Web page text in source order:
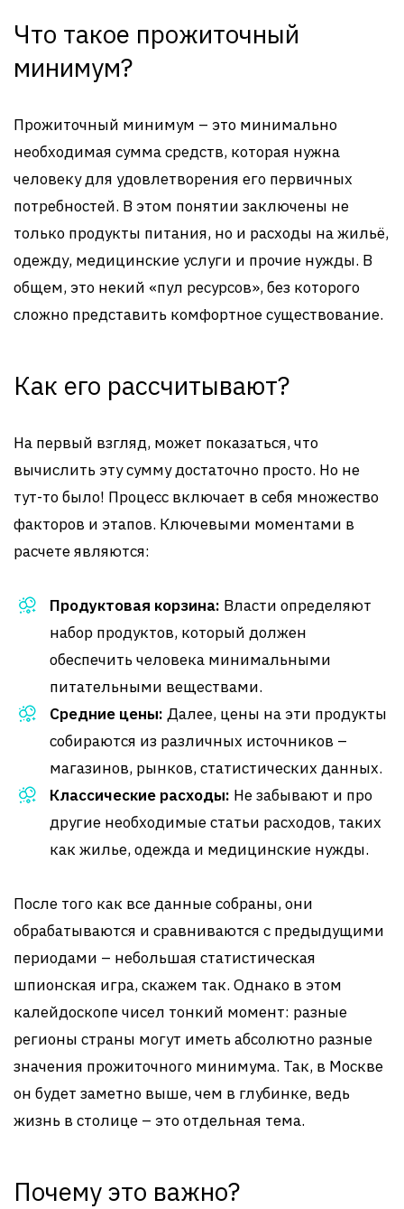
Что такое прожиточный
минимум?
Прожиточный минимум – это минимально
необходимая сумма средств, которая нужна
человеку для удовлетворения его первичных
потребностей. В этом понятии заключены не
только продукты питания, но и расходы на жильё,
одежду, медицинские услуги и прочие нужды. В
общем, это некий «пул ресурсов», без которого
сложно представить комфортное существование.
Как его рассчитывают?
На первый взгляд, может показаться, что
вычислить эту сумму достаточно просто. Но не
тут-то было! Процесс включает в себя множество
факторов и этапов. Ключевыми моментами в
расчете являются:
Продуктовая корзина: Власти определяют
набор продуктов, который должен
обеспечить человека минимальными
питательными веществами.
Средние цены: Далее, цены на эти продукты
собираются из различных источников –
магазинов, рынков, статистических данных.
Классические расходы: Не забывают и про
другие необходимые статьи расходов, таких
как жилье, одежда и медицинские нужды.
После того как все данные собраны, они
обрабатываются и сравниваются с предыдущими
периодами – небольшая статистическая
шпионская игра, скажем так. Однако в этом
калейдоскопе чисел тонкий момент: разные
регионы страны могут иметь абсолютно разные
значения прожиточного минимума. Так, в Москве
он будет заметно выше, чем в глубинке, ведь
жизнь в столице – это отдельная тема.
Почему это важно?